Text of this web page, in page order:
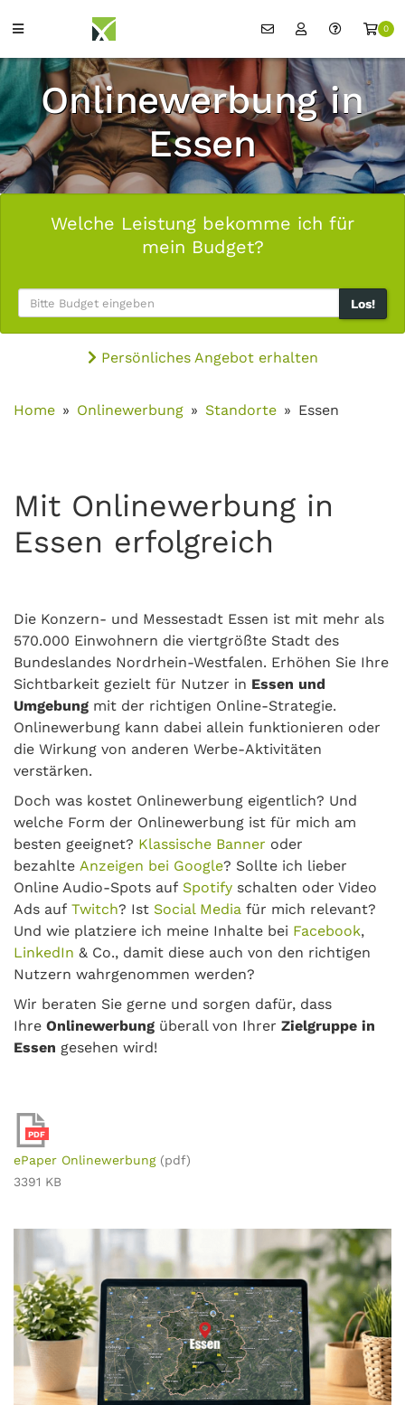
0
Onlinewerbung in
Essen
Welche Leistung bekomme ich für
mein Budget?
Los!
Persönliches Angebot erhalten
Home Onlinewerbung Standorte Essen
Mit Onlinewerbung in
Essen erfolgreich
Die Konzern- und Messestadt Essen ist mit mehr als
570.000 Einwohnern die viertgrößte Stadt des
Bundeslandes Nordrhein-Westfalen. Erhöhen Sie Ihre
Sichtbarkeit gezielt für Nutzer in Essen und
Umgebung mit der richtigen Online-Strategie.
Onlinewerbung kann dabei allein funktionieren oder
die Wirkung von anderen Werbe-Aktivitäten
verstärken.
Doch was kostet Onlinewerbung eigentlich? Und
welche Form der Onlinewerbung ist für mich am
besten geeignet? Klassische Banner oder
bezahlte Anzeigen bei Google? Sollte ich lieber
Online Audio-Spots auf Spotify schalten oder Video
Ads auf Twitch? Ist Social Media für mich relevant?
Und wie platziere ich meine Inhalte bei Facebook,
LinkedIn & Co., damit diese auch von den richtigen
Nutzern wahrgenommen werden?
Wir beraten Sie gerne und sorgen dafür, dass
Ihre Onlinewerbung überall von Ihrer Zielgruppe in
Essen gesehen wird!
PDF
ePaper Onlinewerbung (pdf)
3391 KB